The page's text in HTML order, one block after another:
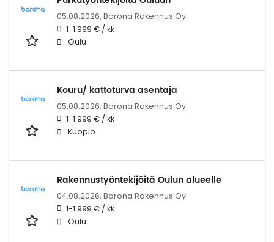
05.08.2026, Barona Rakennus Oy
1-1 999 € / kk
Oulu
Kouru/ kattoturva asentaja
05.08.2026, Barona Rakennus Oy
1-1 999 € / kk
Kuopio
Rakennustyöntekijöitä Oulun alueelle
04.08.2026, Barona Rakennus Oy
1-1 999 € / kk
Oulu